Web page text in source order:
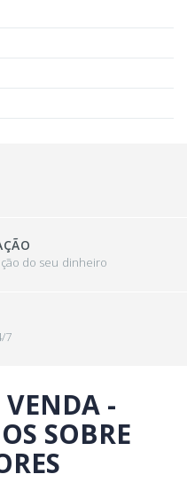
do seu dinheiro
7
VENDA -
SOBRE